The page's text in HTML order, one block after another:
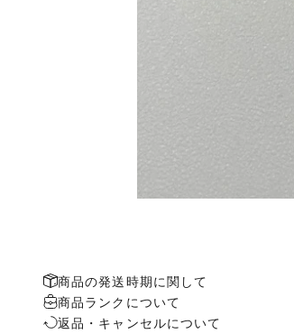
商品の発送時期に関して
商品ランクについて
返品・キャンセルについて